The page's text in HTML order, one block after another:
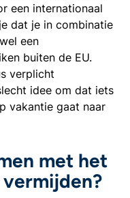
een internationaal
dat je in combinatie
een
buiten de EU.
verplicht
idee om dat iets
vakantie gaat naar
met het